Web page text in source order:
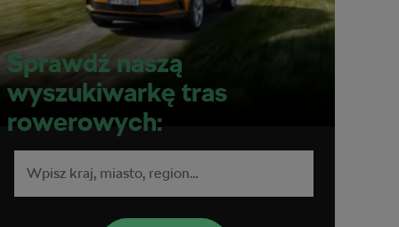
Sprawdź naszą
wyszukiwarkę tras
rowerowych: